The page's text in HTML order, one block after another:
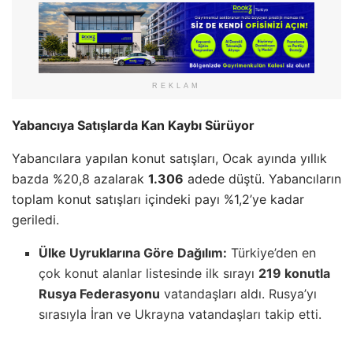
REKLAM
Yabancıya Satışlarda Kan Kaybı Sürüyor
Yabancılara yapılan konut satışları, Ocak ayında yıllık
bazda %20,8 azalarak 1.306 adede düştü. Yabancıların
toplam konut satışları içindeki payı %1,2’ye kadar
geriledi.
Ülke Uyruklarına Göre Dağılım: Türkiye’den en
çok konut alanlar listesinde ilk sırayı 219 konutla
Rusya Federasyonu vatandaşları aldı. Rusya’yı
sırasıyla İran ve Ukrayna vatandaşları takip etti.